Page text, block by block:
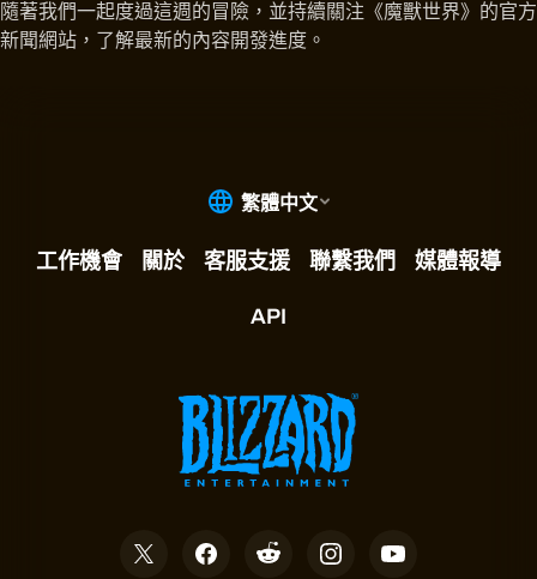
隨著我們一起度過這週的冒險，並持續關注《魔獸世界》的官方
新聞網站，了解最新的內容開發進度。